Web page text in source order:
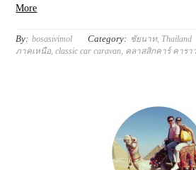
More
By: bosasivimol Category: ชัยนาท, Thailand
ภาคเหนือ,classic car caravan, คลาสสิกคาร์ คารา